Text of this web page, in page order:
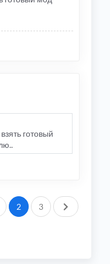
готовый
2 3 След.